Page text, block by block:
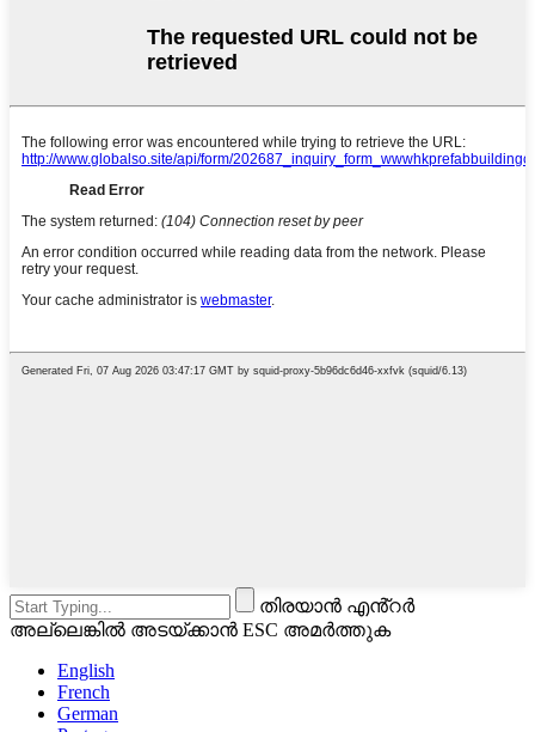
തിരയാൻ എൻ്റർ
അല്ലെങ്കിൽ അടയ്ക്കാൻ ESC അമർത്തുക
English
French
German